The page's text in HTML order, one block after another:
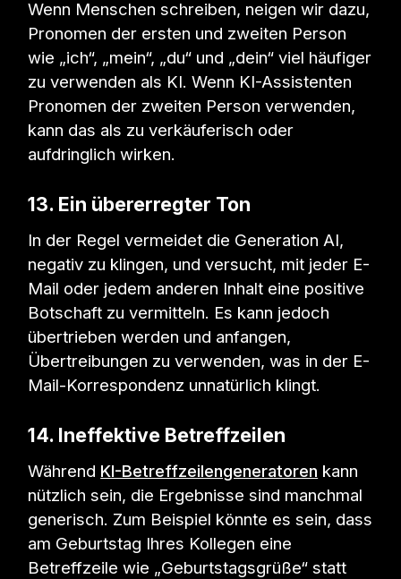
Wenn Menschen schreiben, neigen wir dazu,
Pronomen der ersten und zweiten Person
wie „ich“, „mein“, „du“ und „dein“ viel häufiger
zu verwenden als KI. Wenn KI-Assistenten
Pronomen der zweiten Person verwenden,
kann das als zu verkäuferisch oder
aufdringlich wirken.
13. Ein übererregter Ton
In der Regel vermeidet die Generation AI,
negativ zu klingen, und versucht, mit jeder E-
Mail oder jedem anderen Inhalt eine positive
Botschaft zu vermitteln. Es kann jedoch
übertrieben werden und anfangen,
Übertreibungen zu verwenden, was in der E-
Mail-Korrespondenz unnatürlich klingt.
14. Ineffektive Betreffzeilen
Während KI-Betreffzeilengeneratoren kann
nützlich sein, die Ergebnisse sind manchmal
generisch. Zum Beispiel könnte es sein, dass
am Geburtstag Ihres Kollegen eine
Betreffzeile wie „Geburtstagsgrüße“ statt